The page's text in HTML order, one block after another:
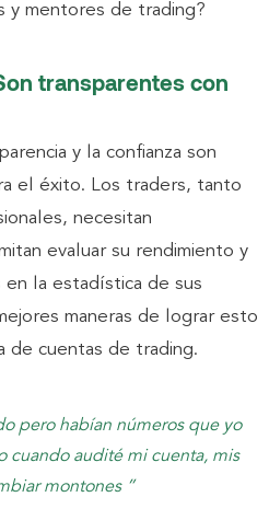
y mentores de trading?
transparentes con
y la confianza son
el éxito. Los traders, tanto
necesitan
evaluar su rendimiento y
en la estadística de sus
maneras de lograr esto
de cuentas de trading.
pero habían números que yo
cuando audité mi cuenta, mis
montones ”